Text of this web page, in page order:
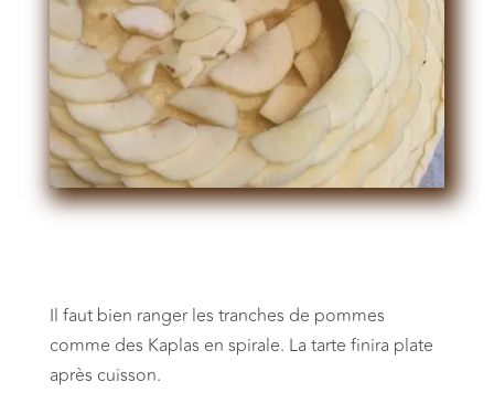
Il faut bien ranger les tranches de pommes
comme des Kaplas en spirale. La tarte finira plate
après cuisson.